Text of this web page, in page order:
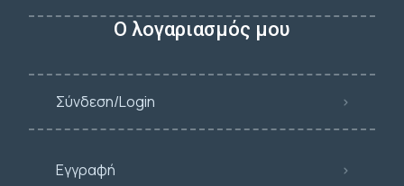
Ο λογαριασμός μου
Σύνδεση/Login
Εγγραφή